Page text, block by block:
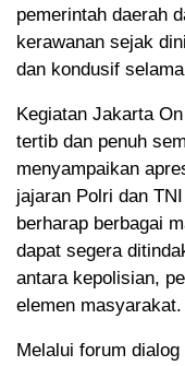
pemerintah daerah
kerawanan sejak
dan kondusif
Kegiatan Jakarta
tertib dan penuh
menyampaikan
jajaran Polri dan
berharap berbagai
dapat segera
antara kepolisian,
elemen masyarakat.
Melalui forum